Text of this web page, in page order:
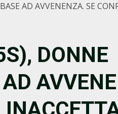
AD AVVENENZA. SE
DONNE